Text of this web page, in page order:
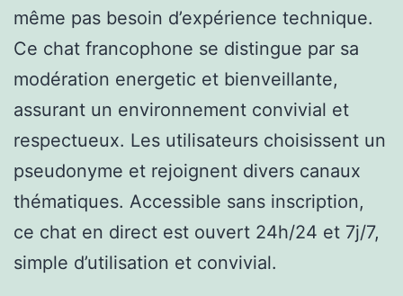
même pas besoin d’expérience technique.
Ce chat francophone se distingue par sa
modération energetic et bienveillante,
assurant un environnement convivial et
respectueux. Les utilisateurs choisissent un
pseudonyme et rejoignent divers canaux
thématiques. Accessible sans inscription,
ce chat en direct est ouvert 24h/24 et 7j/7,
simple d’utilisation et convivial.